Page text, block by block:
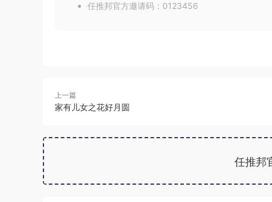
任推邦官方邀请码：0123456
上一篇
家有儿女之花好月圆
任推邦